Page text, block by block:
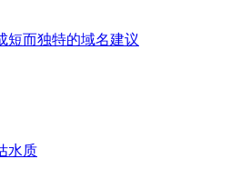
短而独特的域名建议
水质